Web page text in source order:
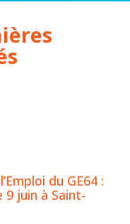
du GE64 :
9 juin à Saint-